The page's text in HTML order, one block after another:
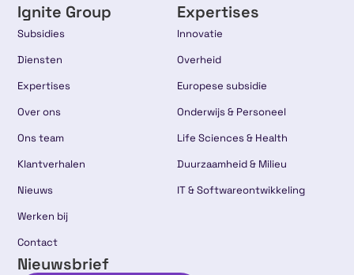
Ignite Group
Subsidies
Diensten
Expertises
Over ons
Ons team
Klantverhalen
Nieuws
Werken bij
Contact
Expertises
Innovatie
Overheid
Europese subsidie
Onderwijs & Personeel
Life Sciences & Health
Duurzaamheid & Milieu
IT & Softwareontwikkeling
Nieuwsbrief